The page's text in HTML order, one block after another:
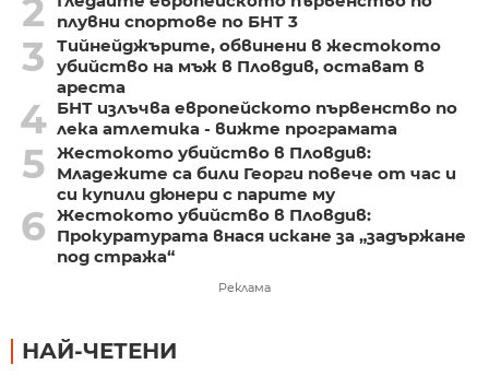
2
плувни спортове по БНТ 3
3
Тийнейджърите, обвинени в жестокото
убийство на мъж в Пловдив, остават в
ареста
4 БНТ излъчва европейското първенство по
лека атлетика - вижте програмата
5 Жестокото убийство в Пловдив:
Младежите са били Георги повече от час и
си купили дюнери с парите му
6 Жестокото убийство в Пловдив:
Прокуратурата внася искане за „задържане
под стража“
Реклама
НАЙ-ЧЕТЕНИ